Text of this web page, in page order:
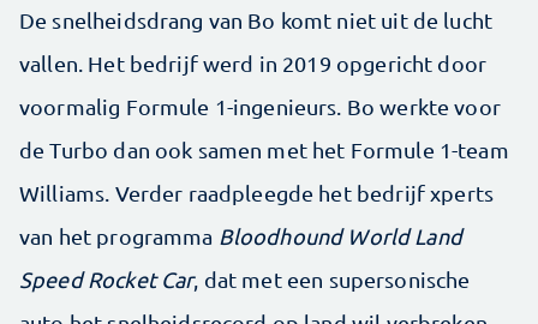
De snelheidsdrang van Bo komt niet uit de lucht
vallen. Het bedrijf werd in 2019 opgericht door
voormalig Formule 1-ingenieurs. Bo werkte voor
de Turbo dan ook samen met het Formule 1-team
Williams. Verder raadpleegde het bedrijf xperts
van het programma Bloodhound World Land
Speed Rocket Car, dat met een supersonische